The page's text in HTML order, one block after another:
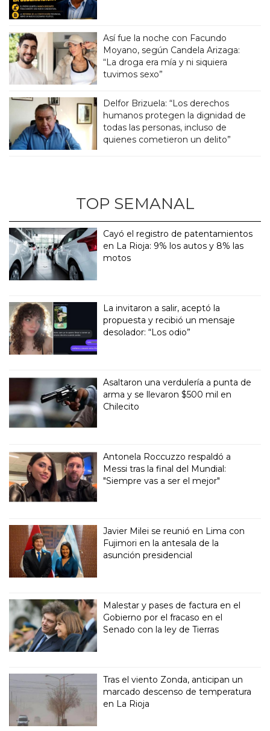
Así fue la noche con Facundo
Moyano, según Candela Arizaga:
“La droga era mía y ni siquiera
tuvimos sexo”
Delfor Brizuela: “Los derechos
humanos protegen la dignidad de
todas las personas, incluso de
quienes cometieron un delito”
TOP SEMANAL
Cayó el registro de patentamientos
en La Rioja: 9% los autos y 8% las
motos
La invitaron a salir, aceptó la
propuesta y recibió un mensaje
desolador: “Los odio”
Asaltaron una verdulería a punta de
arma y se llevaron $500 mil en
Chilecito
Antonela Roccuzzo respaldó a
Messi tras la final del Mundial:
"Siempre vas a ser el mejor"
Javier Milei se reunió en Lima con
Fujimori en la antesala de la
asunción presidencial
Malestar y pases de factura en el
Gobierno por el fracaso en el
Senado con la ley de Tierras
Tras el viento Zonda, anticipan un
marcado descenso de temperatura
en La Rioja